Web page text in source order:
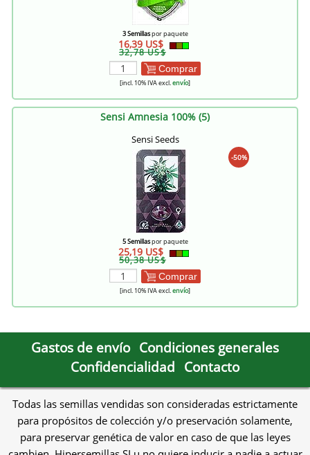
3 Semillaspor paquete
16,39 US$
32,78 US$
Comprar
[incl. 10% IVA excl.envío]
Sensi Amnesia 100% (5)
Sensi Seeds
-50%
5 Semillaspor paquete
25,19 US$
50,38 US$
Comprar
[incl. 10% IVA excl.envío]
Gastos de envío Condiciones generales
Confidencialidad Contacto
Todas las semillas vendidas son consideradas estrictamente
para propósitos de colección y/o preservación solamente,
para preservar genética de valor en caso de que las leyes